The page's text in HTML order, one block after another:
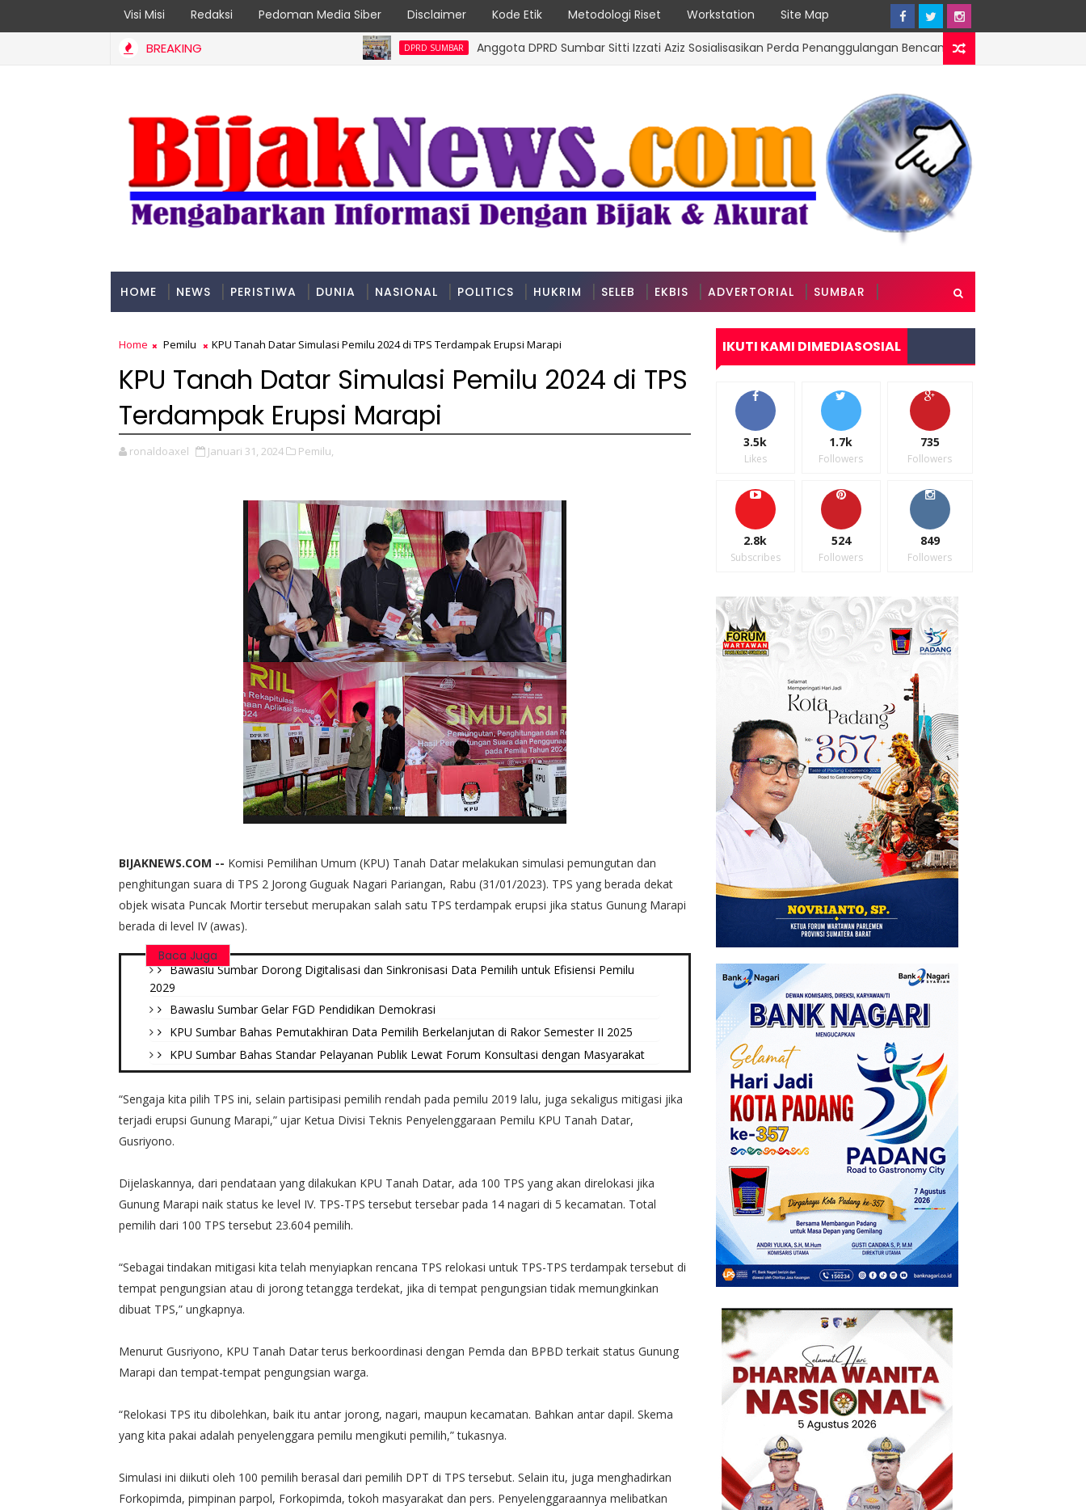
Visi Misi Redaksi Pedoman Media Siber Disclaimer Kode Etik Metodologi Riset Workstation Site Map
BREAKING DPRD SUMBAR
Anggota DPRD Sumbar Sitti Izzati Aziz Sosialisasikan Perda Penanggulangan Bencana kepada Masyarakat Ketaping
HOME NEWS PERISTIWA DUNIA NASIONAL POLITICS HUKRIM SELEB EKBIS ADVERTORIAL SUMBAR
Home Pemilu KPU Tanah Datar Simulasi Pemilu 2024 di TPS Terdampak Erupsi Marapi
KPU Tanah Datar Simulasi Pemilu 2024 di TPS
Terdampak Erupsi Marapi
ronaldoaxel Januari 31, 2024 Pemilu,
BIJAKNEWS.COM -- Komisi Pemilihan Umum (KPU) Tanah Datar melakukan simulasi pemungutan dan
penghitungan suara di TPS 2 Jorong Guguak Nagari Pariangan, Rabu (31/01/2023). TPS yang berada dekat
objek wisata Puncak Mortir tersebut merupakan salah satu TPS terdampak erupsi jika status Gunung Marapi
berada di level IV (awas).
Baca Juga
Bawaslu Sumbar Dorong Digitalisasi dan Sinkronisasi Data Pemilih untuk Efisiensi Pemilu
2029
Bawaslu Sumbar Gelar FGD Pendidikan Demokrasi
KPU Sumbar Bahas Pemutakhiran Data Pemilih Berkelanjutan di Rakor Semester II 2025
KPU Sumbar Bahas Standar Pelayanan Publik Lewat Forum Konsultasi dengan Masyarakat
“Sengaja kita pilih TPS ini, selain partisipasi pemilih rendah pada pemilu 2019 lalu, juga sekaligus mitigasi jika
terjadi erupsi Gunung Marapi,” ujar Ketua Divisi Teknis Penyelenggaraan Pemilu KPU Tanah Datar,
Gusriyono.
Dijelaskannya, dari pendataan yang dilakukan KPU Tanah Datar, ada 100 TPS yang akan direlokasi jika
Gunung Marapi naik status ke level IV. TPS-TPS tersebut tersebar pada 14 nagari di 5 kecamatan. Total
pemilih dari 100 TPS tersebut 23.604 pemilih.
“Sebagai tindakan mitigasi kita telah menyiapkan rencana TPS relokasi untuk TPS-TPS terdampak tersebut di
tempat pengungsian atau di jorong tetangga terdekat, jika di tempat pengungsian tidak memungkinkan
dibuat TPS,” ungkapnya.
Menurut Gusriyono, KPU Tanah Datar terus berkoordinasi dengan Pemda dan BPBD terkait status Gunung
Marapi dan tempat-tempat pengungsian warga.
“Relokasi TPS itu dibolehkan, baik itu antar jorong, nagari, maupun kecamatan. Bahkan antar dapil. Skema
yang kita pakai adalah penyelenggara pemilu mengikuti pemilih,” tukasnya.
Simulasi ini diikuti oleh 100 pemilih berasal dari pemilih DPT di TPS tersebut. Selain itu, juga menghadirkan
Forkopimda, pimpinan parpol, Forkopimda, tokoh masyarakat dan pers. Penyelenggaraannya melibatkan
IKUTI KAMI DIMEDIASOSIAL
3.5k
Likes
1.7k
Followers
735
Followers
2.8k
Subscribes
524
Followers
849
Followers